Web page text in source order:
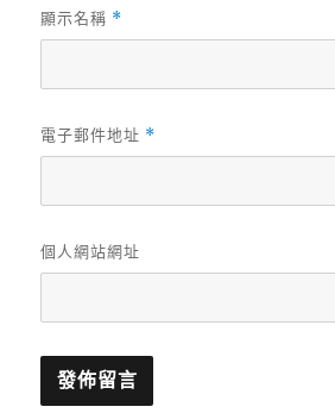
顯示名稱 *
電子郵件地址 *
個人網站網址